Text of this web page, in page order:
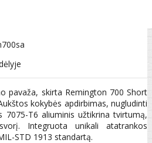
pavaža, skirta Remington 700 Short
kokybės apdirbimas, nugludinti
7075-T6 aliuminis užtikrina tvirtumą,
Integruota unikali atatrankos
STD 1913 standartą.